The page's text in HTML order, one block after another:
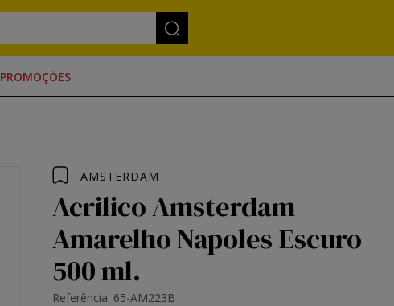
PROMOÇÕES
AMSTERDAM
Acrilico Amsterdam
Amarelho Napoles Escuro
500 ml.
Referência: 65-AM223B